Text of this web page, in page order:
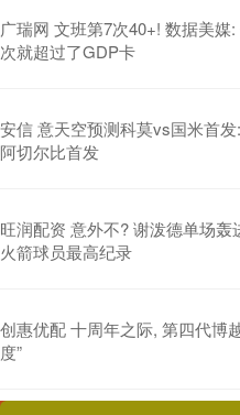
广瑞网 文班第7次40+! 数据美媒
次就超过了GDP卡
安信 意天空预测科莫vs国米首
阿切尔比首发
旺润配资 意外不? 谢泼德单场轰
火箭球员最高纪录
创惠优配 十周年之际, 第四代博
度”